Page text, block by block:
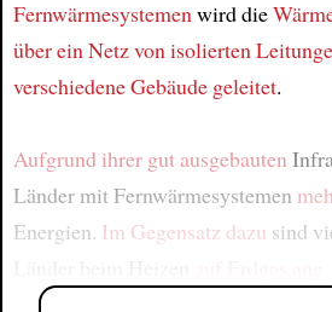
Fernwärmesystemenwird die
über ein Netzvon isolierten
verschiedene Gebäude geleitet.
Aufgrund ihrer gut ausgebauten
Länder mit Fernwärmesystemen
Energien. Im Gegensatz dazu sind